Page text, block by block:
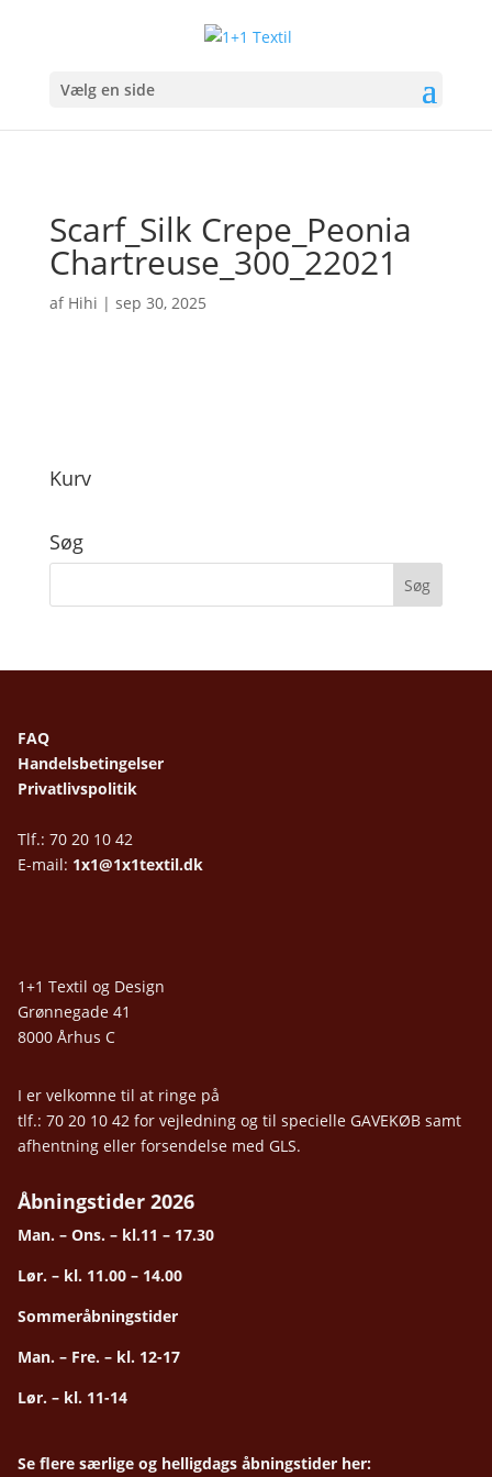
Vælg en side
Scarf_Silk Crepe_Peonia
Chartreuse_300_22021
af Hihi | sep 30, 2025
Kurv
Søg
FAQ
Handelsbetingelser
Privatlivspolitik
Tlf.: 70 20 10 42
E-mail: 1x1@1x1textil.dk
1+1 Textil og Design
Grønnegade 41
8000 Århus C
I er velkomne til at ringe på
tlf.: 70 20 10 42 for vejledning og til specielle GAVEKØB samt
afhentning eller forsendelse med GLS.
Åbningstider 2026
Man. – Ons. – kl.11 – 17.30
Lør. – kl. 11.00 – 14.00
Sommeråbningstider
Man. – Fre. – kl. 12-17
Lør. – kl. 11-14
Se flere særlige og helligdags åbningstider her: